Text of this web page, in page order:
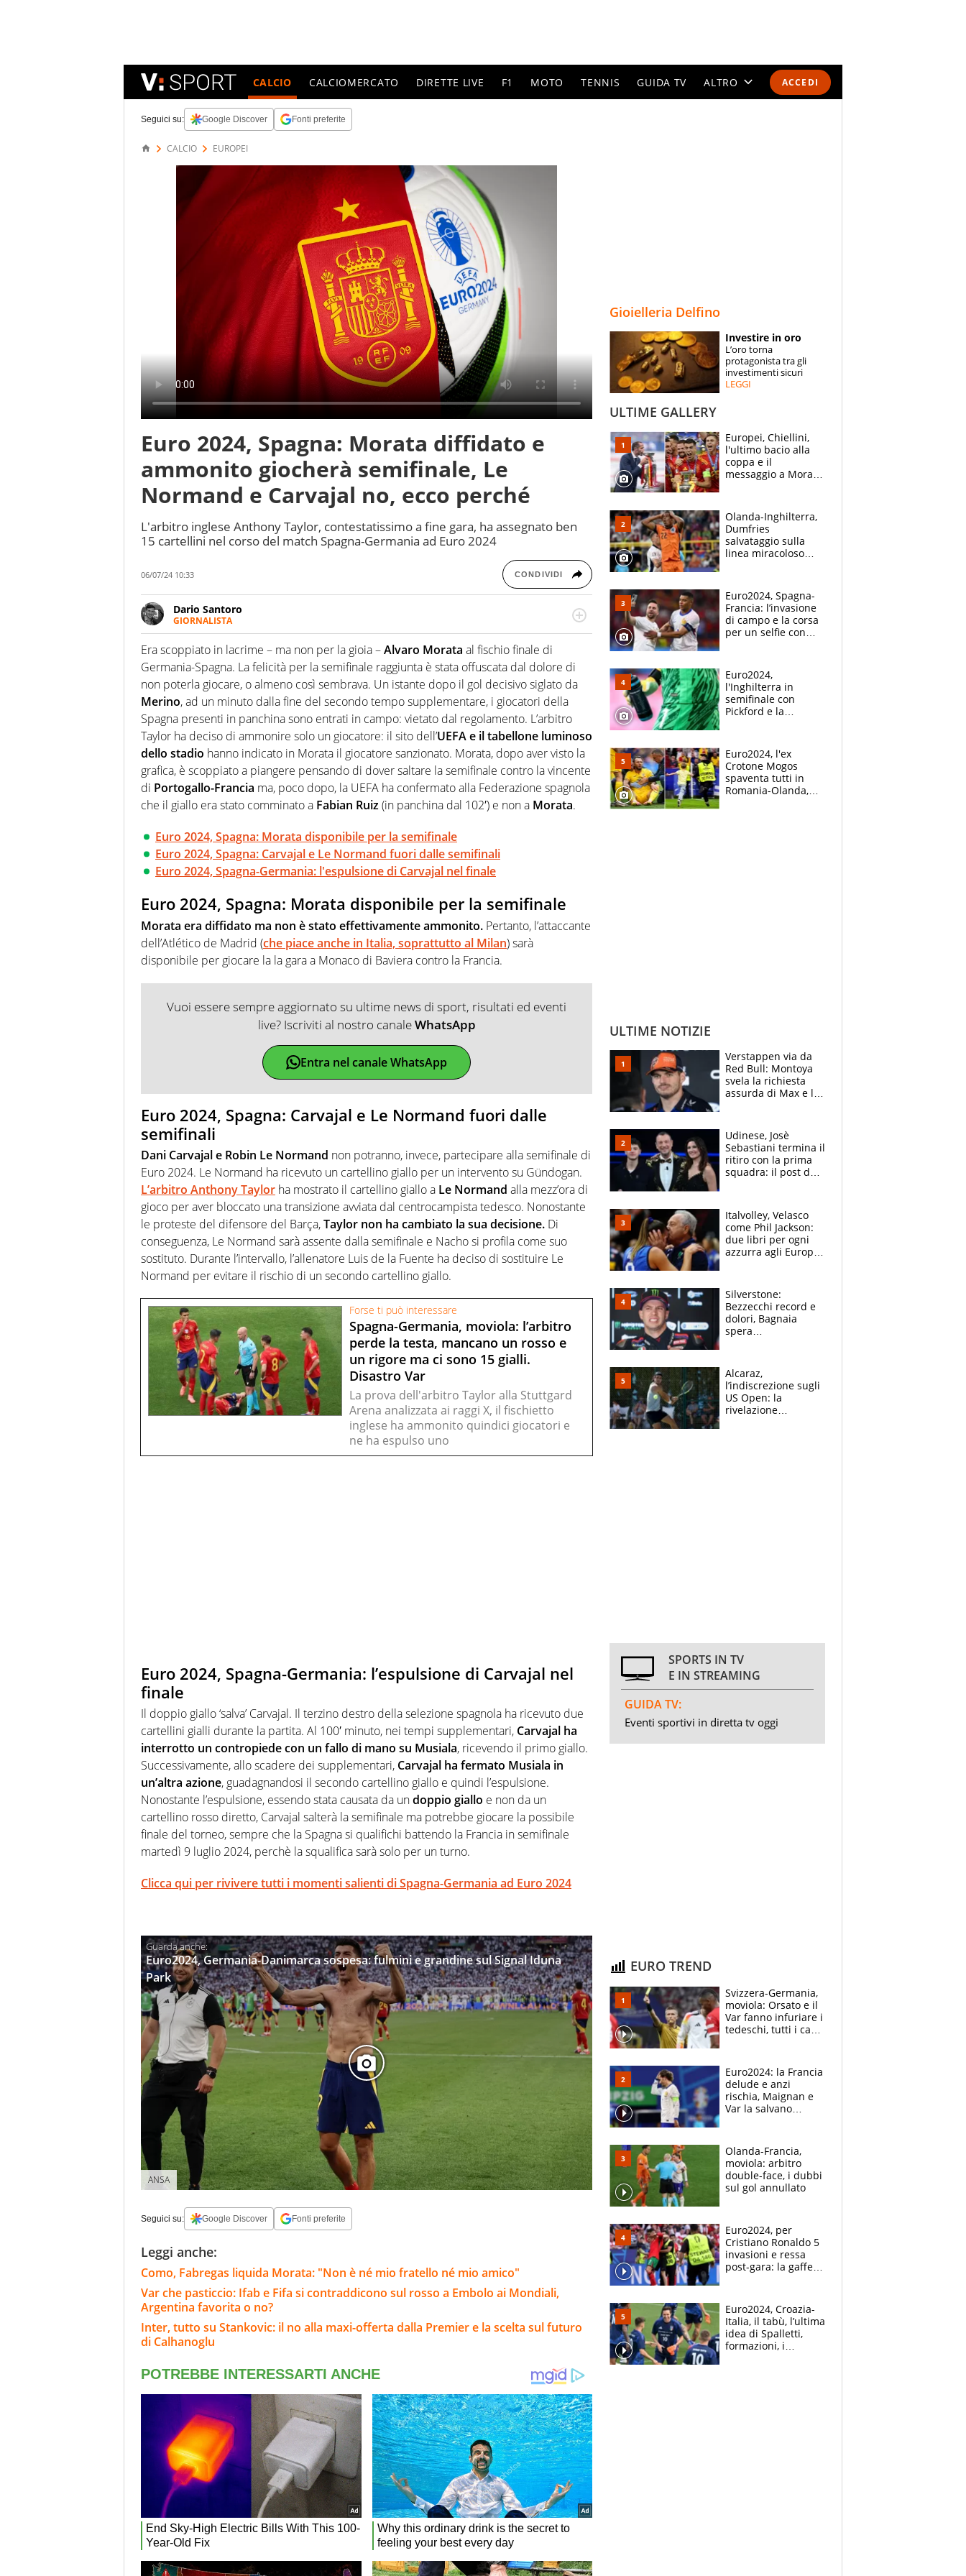
ACCEDI
CALCIO CALCIOMERCATO DIRETTE LIVE F1 MOTO TENNIS GUIDA TV ALTRO
SPECIALI
ESPERTI
Seguici su: Google Discover Fonti preferite
CALCIO EUROPEI
Euro 2024, Spagna: Morata diffidato e
ammonito giocherà semifinale, Le
Normand e Carvajal no, ecco perché
L'arbitro inglese Anthony Taylor, contestatissimo a fine gara, ha assegnato ben
15 cartellini nel corso del match Spagna-Germania ad Euro 2024
06/07/24 10:33 CONDIVIDI
Dario Santoro
GIORNALISTA
Scrive, commenta, racconta lo sport in tutte le sfaccettature. Tocca l'apice quando ha
modo di concentrarsi sulle interviste ai grandi protagonisti
Era scoppiato in lacrime – ma non per la gioia –Alvaro Morata al fischio finale di
Germania-Spagna. La felicità per la semifinale raggiunta è stata offuscata dal dolore di
non poterla giocare, o almeno così sembrava. Un istante dopo il gol decisivo siglato da
Merino, ad un minuto dalla fine del secondo tempo supplementare, i giocatori della
Spagna presenti in panchina sono entrati in campo: vietato dal regolamento. L’arbitro
Taylor ha deciso di ammonire solo un giocatore: il sito dell’UEFA e il tabellone luminoso
dello stadio hanno indicato in Morata il giocatore sanzionato. Morata, dopo aver visto la
grafica, è scoppiato a piangere pensando di dover saltare la semifinale contro la vincente
di Portogallo-Francia ma, poco dopo, la UEFA ha confermato alla Federazione spagnola
che il giallo era stato comminato a Fabian Ruiz(in panchina dal 102′) e non a Morata.
Euro 2024, Spagna: Morata disponibile per la semifinale
Euro 2024, Spagna: Carvajal e Le Normand fuori dalle semifinali
Euro 2024, Spagna-Germania: l'espulsione di Carvajal nel finale
Euro 2024, Spagna: Morata disponibile per la semifinale
Morata era diffidato ma non è stato effettivamente ammonito. Pertanto, l’attaccante
dell’Atlético de Madrid (che piace anche in Italia, soprattutto al Milan) sarà
disponibile per giocare la la gara a Monaco di Baviera contro la Francia.
Vuoi essere sempre aggiornato su ultime news di sport, risultati ed eventi
live? Iscriviti al nostro canaleWhatsApp
Entra nel canale WhatsApp
Euro 2024, Spagna: Carvajal e Le Normand fuori dalle
semifinali
Dani Carvajal e Robin Le Normand non potranno, invece, partecipare alla semifinale di
Euro 2024. Le Normand ha ricevuto un cartellino giallo per un intervento su Gündogan.
L’arbitro Anthony Taylor ha mostrato il cartellino giallo a Le Normand alla mezz’ora di
gioco per aver bloccato una transizione avviata dal centrocampista tedesco. Nonostante
le proteste del difensore del Barça,Taylor non ha cambiato la sua decisione. Di
conseguenza, Le Normand sarà assente dalla semifinale e Nacho si profila come suo
sostituto. Durante l’intervallo, l’allenatore Luis de la Fuente ha deciso di sostituire Le
Normand per evitare il rischio di un secondo cartellino giallo.
Forse ti può interessare
Spagna-Germania, moviola: l’arbitro
perde la testa, mancano un rosso e
un rigore ma ci sono 15 gialli.
Disastro Var
La prova dell'arbitro Taylor alla Stuttgard
Arena analizzata ai raggi X, il fischietto
inglese ha ammonito quindici giocatori e
ne ha espulso uno
Euro 2024, Spagna-Germania: l’espulsione di Carvajal nel
finale
Il doppio giallo ‘salva’ Carvajal. Il terzino destro della selezione spagnola ha ricevuto due
cartellini gialli durante la partita. Al 100′ minuto, nei tempi supplementari, Carvajal ha
interrotto un contropiede con un fallo di mano su Musiala, ricevendo il primo giallo.
Successivamente, allo scadere dei supplementari, Carvajal ha fermato Musiala in
un’altra azione, guadagnandosi il secondo cartellino giallo e quindi l’espulsione.
Nonostante l’espulsione, essendo stata causata da undoppio giallo e non da un
cartellino rosso diretto, Carvajal salterà la semifinale ma potrebbe giocare la possibile
finale del torneo, sempre che la Spagna si qualifichi battendo la Francia in semifinale
martedì 9 luglio 2024, perchè la squalifica sarà solo per un turno.
Clicca qui per rivivere tutti i momenti salienti di Spagna-Germania ad Euro 2024
Euro2024, Germania-Danimarca sospesa: fulmini e grandine sul Signal Iduna
Park
ANSA
Seguici su: Google Discover Fonti preferite
Leggi anche:
Como, Fabregas liquida Morata: "Non è né mio fratello né mio amico"
Var che pasticcio: Ifab e Fifa si contraddicono sul rosso a Embolo ai Mondiali,
Argentina favorita o no?
Inter, tutto su Stankovic: il no alla maxi-offerta dalla Premier e la scelta sul futuro
di Calhanoglu
Gioielleria Delfino
Investire in oro
L’oro torna
protagonista tra gli
investimenti sicuri
LEGGI
ULTIME GALLERY
Europei, Chiellini,
l'ultimo bacio alla
coppa e il
messaggio a Morata
inglesi
Olanda-Inghilterra,
Dumfries
salvataggio sulla
linea miracoloso
montagne russe
Euro2024, Spagna-
Francia: l’invasione
di campo e la corsa
per un selfie con
Euro2024,
l'Inghilterra in
semifinale con
Pickford e la
tuffati a sinistra"
Euro2024, l'ex
Crotone Mogos
spaventa tutti in
Romania-Olanda,
ULTIME NOTIZIE
Verstappen via da
Red Bull: Montoya
svela la richiesta
assurda di Max e lo
McLaren siano
meglio?”
Udinese, Josè
Sebastiani termina il
ritiro con la prima
squadra: il post del
sfondo
Italvolley, Velasco
come Phil Jackson:
due libri per ogni
azzurra agli Europei.
Silverstone:
Bezzecchi record e
dolori, Bagnaia
spera
e vota Aprilia
Alcaraz,
l’indiscrezione sugli
US Open: la
rivelazione
SPORTS IN TV
E IN STREAMING
GUIDA TV:
Eventi sportivi in diretta tv oggi
EURO TREND
Svizzera-Germania,
moviola: Orsato e il
Var fanno infuriare i
tedeschi, tutti i casi
Euro2024: la Francia
delude e anzi
rischia, Maignan e
Var la salvano
Olanda-Francia,
moviola: arbitro
double-face, i dubbi
sul gol annullato
Euro2024, per
Cristiano Ronaldo 5
invasioni e ressa
post-gara: la gaffe
Euro2024, Croazia-
Italia, il tabù, l’ultima
idea di Spalletti,
formazioni, i